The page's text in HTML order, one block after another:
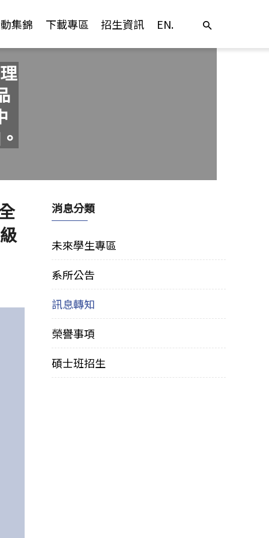
集錦 下載專區 招生資訊 EN.
消息分類
未來學生專區
系所公告
訊息轉知
榮譽事項
碩士班招生